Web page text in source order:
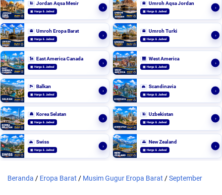
🕌 Jordan Aqsa Mesir
▣ Harga & Jadwal
›
🕋 Umroh Aqsa Jordan
▣ Harga & Jadwal
›
🕋 Umroh Eropa Barat
▣ Harga & Jadwal
›
🕋 Umroh Turki
▣ Harga & Jadwal
›
🗽 East America Canada
▣ Harga & Jadwal
›
🌉 West America
▣ Harga & Jadwal
›
🏞️ Balkan
▣ Harga & Jadwal
›
🏔️ Scandinavia
▣ Harga & Jadwal
›
🏯 Korea Selatan
▣ Harga & Jadwal
›
🕌 Uzbekistan
▣ Harga & Jadwal
›
🏔️ Swiss
▣ Harga & Jadwal
›
🌄 New Zealand
▣ Harga & Jadwal
›
Beranda / Eropa Barat / Musim Gugur Eropa Barat /September